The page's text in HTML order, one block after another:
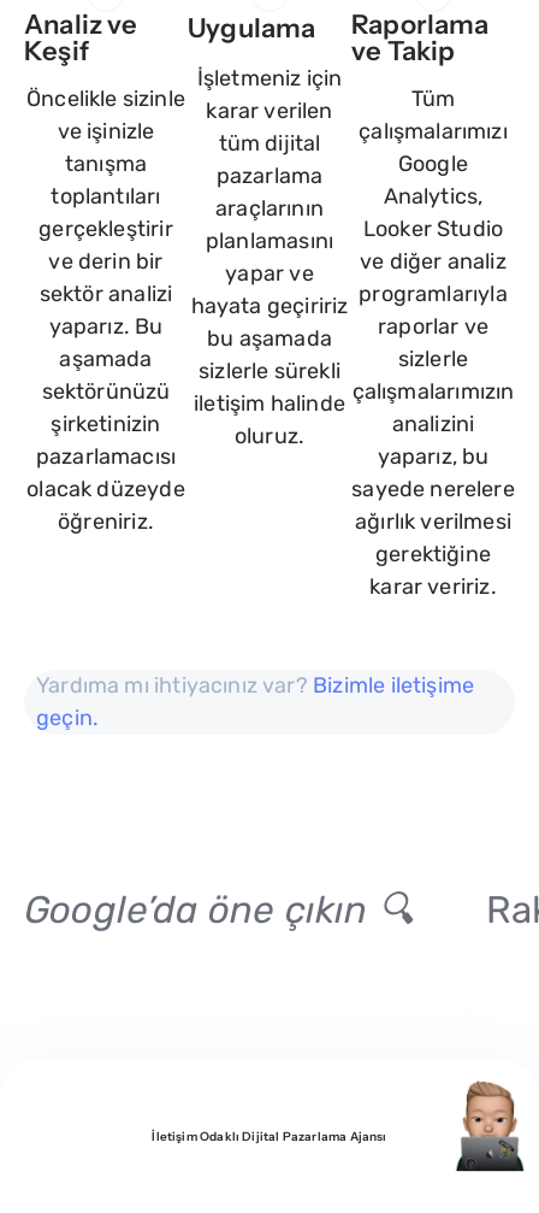
Analiz ve
Keşif
Öncelikle sizinle
ve işinizle
tanışma
toplantıları
gerçekleştirir
ve derin bir
sektör analizi
yaparız. Bu
aşamada
sektörünüzü
şirketinizin
pazarlamacısı
olacak düzeyde
öğreniriz.
Uygulama
İşletmeniz için
karar verilen
tüm dijital
pazarlama
araçlarının
planlamasını
yapar ve
hayata geçiririz
bu aşamada
sizlerle sürekli
iletişim halinde
oluruz.
Raporlama
ve Takip
Tüm
çalışmalarımızı
Google
Analytics,
Looker Studio
ve diğer analiz
programlarıyla
raporlar ve
sizlerle
çalışmalarımızın
analizini
yaparız, bu
sayede nerelere
ağırlık verilmesi
gerektiğine
karar veririz.
Yardıma mı ihtiyacınız var? Bizimle iletişime
geçin.
Google’da öne çıkın 🔍
İletişim Odaklı Dijital Pazarlama Ajansı
Sıkça Sorulanlar